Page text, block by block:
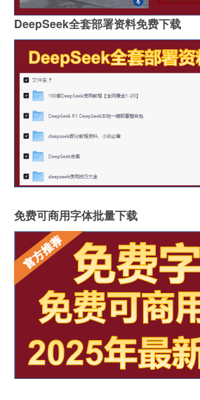
DeepSeek全套部署资料免费下载
免费可商用字体批量下载